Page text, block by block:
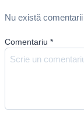
Nu există
Comentariu *